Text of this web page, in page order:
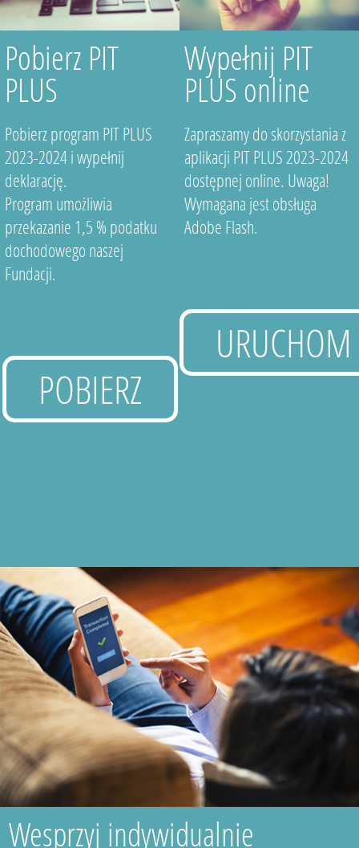
Pobierz PIT
PLUS
Pobierz program PIT PLUS
2023-2024 i wypełnij
deklarację.
Program umożliwia
przekazanie 1,5 % podatku
dochodowego naszej
Fundacji.
POBIERZ
Wypełnij PIT
PLUS online
Zapraszamy do skorzystania z
aplikacji PIT PLUS 2023-2024
dostępnej online. Uwaga!
Wymagana jest obsługa
Adobe Flash.
URUCHOM
Wesprzyj indywidualnie